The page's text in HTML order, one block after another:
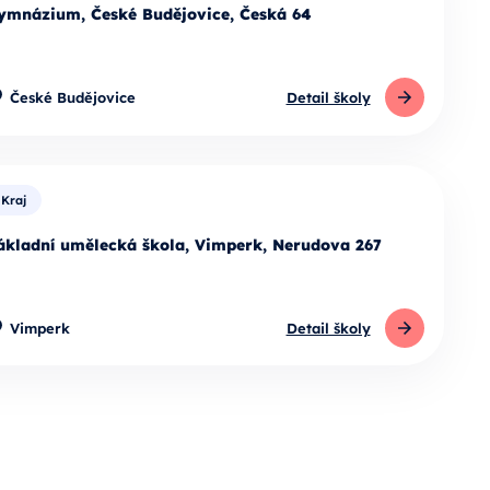
České Budějovice, Česká 64
České Budějovice Detail školy
Kraj
umělecká škola, Vimperk, Nerudova 267
Vimperk Detail školy